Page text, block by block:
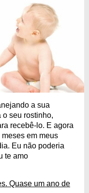
a sua
seu rostinho,
recebê-lo. E agora
em meus
Eu não poderia
te amo
Quase um ano de